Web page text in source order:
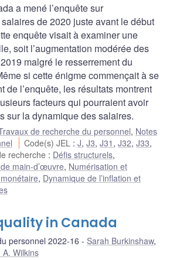
a mené l’enquête sur
de 2020 juste avant le début
enquête visait à examiner une
soit l’augmentation modérée des
malgré le resserrement du
si cette énigme commençait à se
de l’enquête, les résultats montrent
facteurs qui pourraient avoir
sur la dynamique des salaires.
de recherche du personnel, Notes
Code(s) JEL :J,J3,J31 ,J32,J33,
recherche : Défis structurels,
main-d’œuvre, Numérisation et
, Dynamique de l’inflation et
in Canada
personnel 2022-16 Sarah Burkinshaw,
A. Wilkins